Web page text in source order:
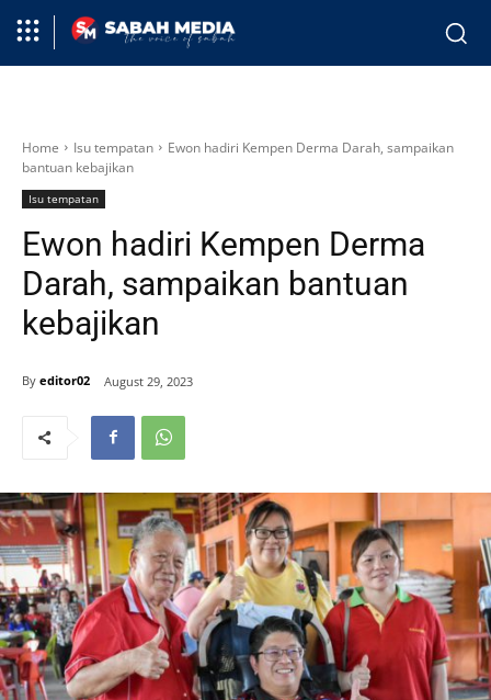
Home Isu tempatan
Ewon hadiri Kempen Derma Darah, sampaikan
bantuan kebajikan
Isu tempatan
Ewon hadiri Kempen Derma
Darah, sampaikan bantuan
kebajikan
By editor02 August 29, 2023